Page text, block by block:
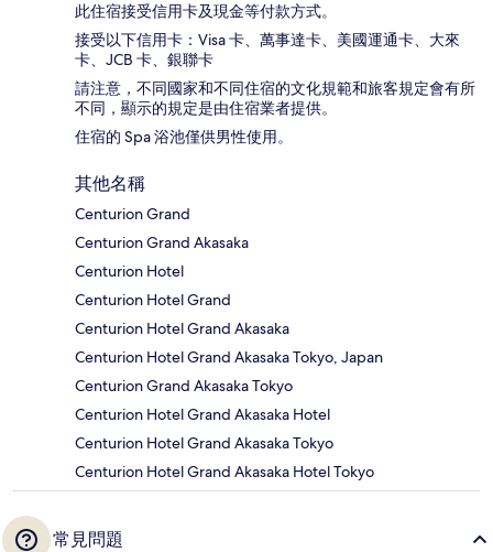
此住宿接受信用卡及現金等付款方式。
接受以下信用卡：Visa 卡、萬事達卡、美國運通卡、大來
卡、JCB 卡、銀聯卡
請注意，不同國家和不同住宿的文化規範和旅客規定會有所
不同，顯示的規定是由住宿業者提供。
住宿的 Spa 浴池僅供男性使用。
其他名稱
Centurion Grand
Centurion Grand Akasaka
Centurion Hotel
Centurion Hotel Grand
Centurion Hotel Grand Akasaka
Centurion Hotel Grand Akasaka Tokyo, Japan
Centurion Grand Akasaka Tokyo
Centurion Hotel Grand Akasaka Hotel
Centurion Hotel Grand Akasaka Tokyo
Centurion Hotel Grand Akasaka Hotel Tokyo
常見問題